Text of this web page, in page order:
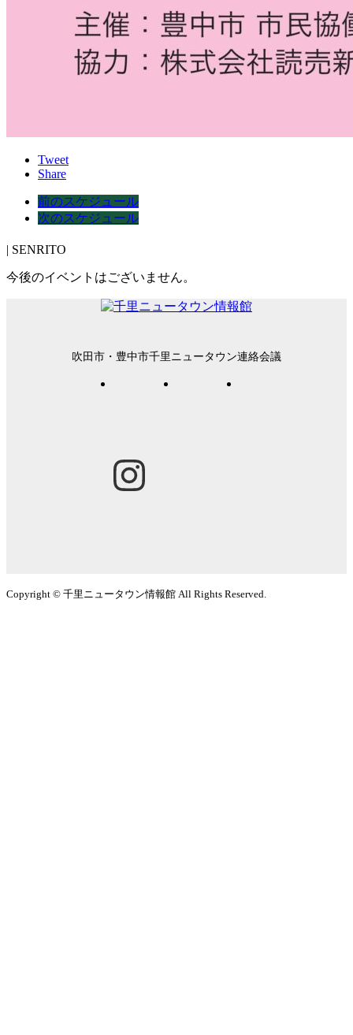
Tweet
Share
前のスケジュール
次のスケジュール
| SENRITO
今後のイベントはございません。
吹田市・豊中市千里ニュータウン連絡会議
Copyright © 千里ニュータウン情報館 All Rights Reserved.